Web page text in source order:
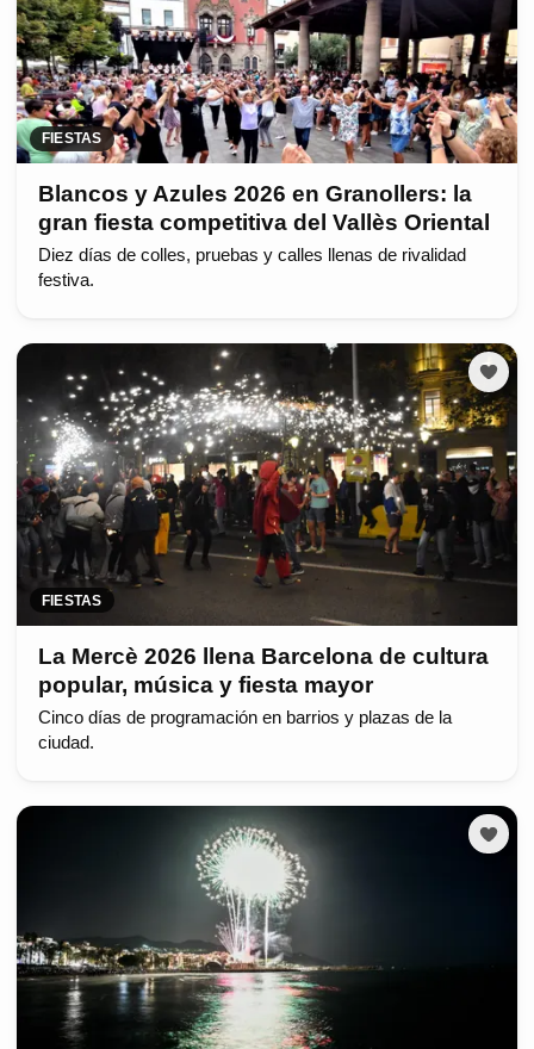
FIESTAS
Blancos y Azules 2026 en Granollers: la
gran fiesta competitiva del Vallès Oriental
Diez días de colles, pruebas y calles llenas de rivalidad
festiva.
FIESTAS
La Mercè 2026 llena Barcelona de cultura
popular, música y fiesta mayor
Cinco días de programación en barrios y plazas de la
ciudad.